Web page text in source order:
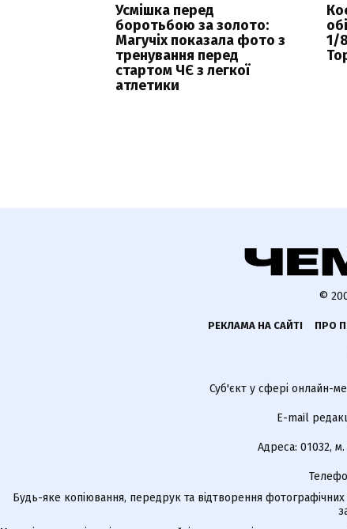
Усмішка перед
боротьбою за золото:
Магучіх показала фото з
тренування перед
стартом ЧЄ з легкої
атлетики
1/
©
РЕКЛАМА НА САЙТІ ПРО
Суб'єкт у сфері онлайн-
E-mail
Адреса: 01032,
Будь-яке копіювання, передрук та відтворення